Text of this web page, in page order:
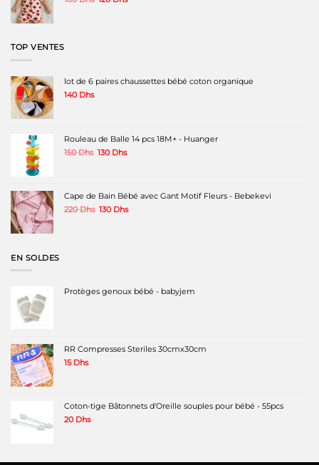
TOP VENTES
lot de 6 paires chaussettes bébé coton organique
140 Dhs
Rouleau de Balle 14 pcs 18M+ - Huanger
150Dhs Le
150 Dhs.
130 DhsLe
130 Dhs.
Cape de Bain Bébé avec Gant Motif Fleurs - Bebekevi
220Dhs Le
130 DhsLe
EN SOLDES
Protèges genoux bébé - babyjem
RR Compresses Steriles 30cmx30cm
15 Dhs
Coton-tige Bâtonnets d'Oreille souples pour bébé - 55pcs
20 Dhs